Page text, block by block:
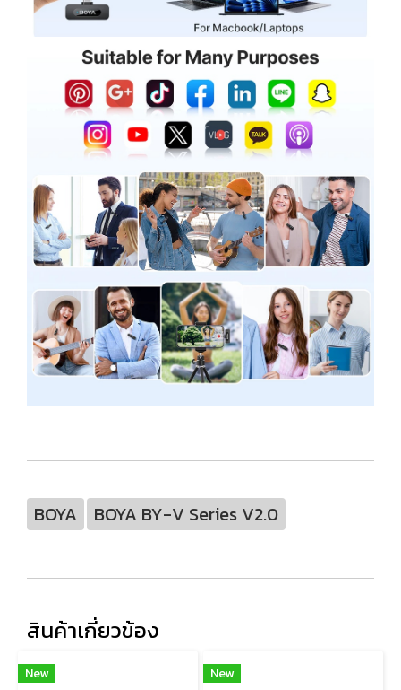
BOYA BOYA BY-V Series V2.0
สินค้าเกี่ยวข้อง
New New